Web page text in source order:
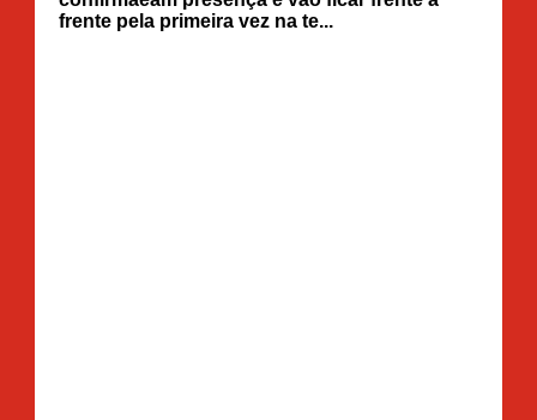
frente pela primeira vez na te...